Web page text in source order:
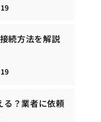
続方法を解説
る？業者に依頼